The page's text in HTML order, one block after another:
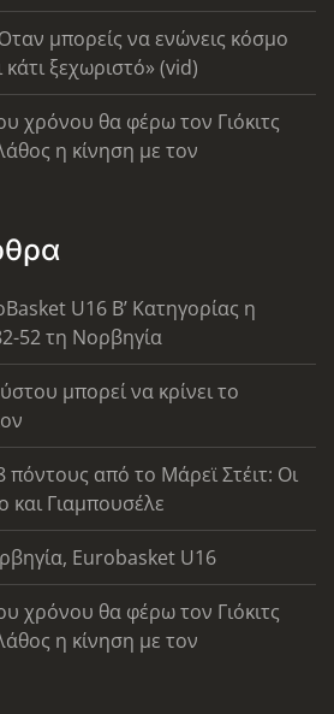
μπορείς να ενώνεις κόσμο
κάτι ξεχωριστό» (vid)
χρόνου θα φέρω τον Γιόκιτς
η κίνηση με τον
U16 Β’ Κατηγορίας η
52 τη Νορβηγία
μπορεί να κρίνει το
πόντους από το Μάρεϊ Στέιτ: Οι
και Γιαμπουσέλε
Eurobasket U16
χρόνου θα φέρω τον Γιόκιτς
η κίνηση με τον